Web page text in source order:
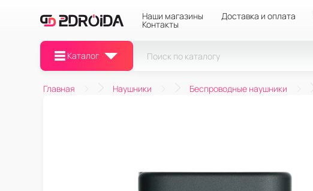
Наши магазины Доставка и оплата
Контакты
Каталог
Главная Наушники Беспроводные наушники